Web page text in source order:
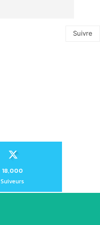
Suivre
18,000
Suiveurs